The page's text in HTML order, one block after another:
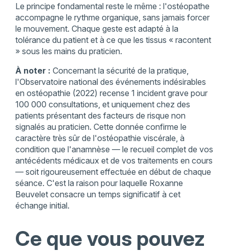
Le principe fondamental reste le même : l'ostéopathe
accompagne le rythme organique, sans jamais forcer
le mouvement. Chaque geste est adapté à la
tolérance du patient et à ce que les tissus « racontent
» sous les mains du praticien.
À noter : Concernant la sécurité de la pratique,
l'Observatoire national des événements indésirables
en ostéopathie (2022) recense 1 incident grave pour
100 000 consultations, et uniquement chez des
patients présentant des facteurs de risque non
signalés au praticien. Cette donnée confirme le
caractère très sûr de l'ostéopathie viscérale, à
condition que l'anamnèse — le recueil complet de vos
antécédents médicaux et de vos traitements en cours
— soit rigoureusement effectuée en début de chaque
séance. C'est la raison pour laquelle Roxanne
Beuvelet consacre un temps significatif à cet
échange initial.
Ce que vous pouvez